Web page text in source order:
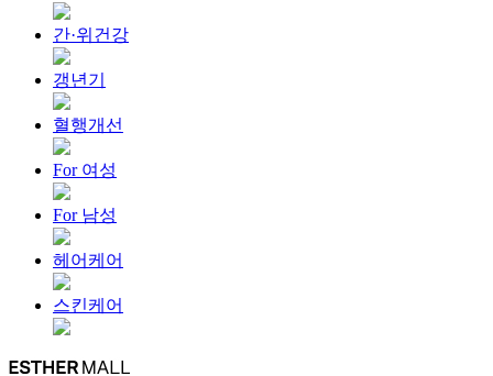
간·위건강
갱년기
혈행개선
For 여성
For 남성
헤어케어
스킨케어